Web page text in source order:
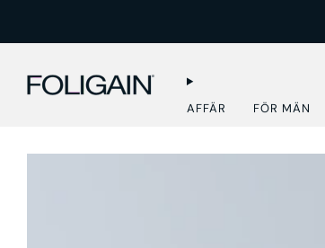
AFFÄR FÖR MÄN